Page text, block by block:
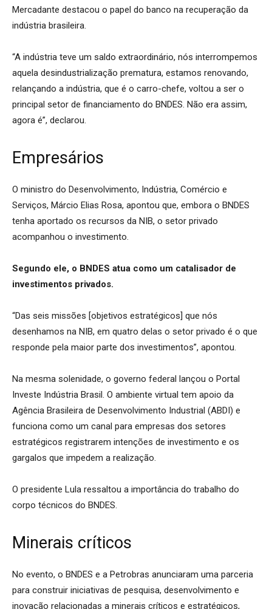
Mercadante destacou o papel do banco na recuperação da
indústria brasileira.
“A indústria teve um saldo extraordinário, nós interrompemos
aquela desindustrialização prematura, estamos renovando,
relançando a indústria, que é o carro-chefe, voltou a ser o
principal setor de financiamento do BNDES. Não era assim,
agora é”, declarou.
Empresários
O ministro do Desenvolvimento, Indústria, Comércio e
Serviços, Márcio Elias Rosa, apontou que, embora o BNDES
tenha aportado os recursos da NIB, o setor privado
acompanhou o investimento.
Segundo ele, o BNDES atua como um catalisador de
investimentos privados.
“Das seis missões [objetivos estratégicos] que nós
desenhamos na NIB, em quatro delas o setor privado é o que
responde pela maior parte dos investimentos”, apontou.
Na mesma solenidade, o governo federal lançou o Portal
Investe Indústria Brasil. O ambiente virtual tem apoio da
Agência Brasileira de Desenvolvimento Industrial (ABDI) e
funciona como um canal para empresas dos setores
estratégicos registrarem intenções de investimento e os
gargalos que impedem a realização.
O presidente Lula ressaltou a importância do trabalho do
corpo técnicos do BNDES.
Minerais críticos
No evento, o BNDES e a Petrobras anunciaram uma parceria
para construir iniciativas de pesquisa, desenvolvimento e
inovação relacionadas a minerais críticos e estratégicos,